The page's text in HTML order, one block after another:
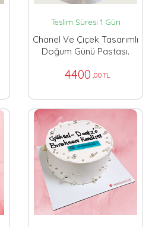
Teslim Süresi 1 Gün
Chanel Ve Çiçek Tasarımlı
Doğum Günü Pastası.
4400 ,00 TL